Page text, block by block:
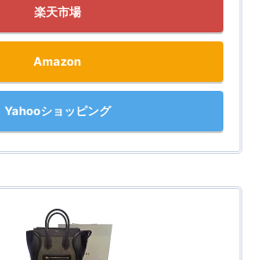
楽天市場
Amazon
Yahooショッピング